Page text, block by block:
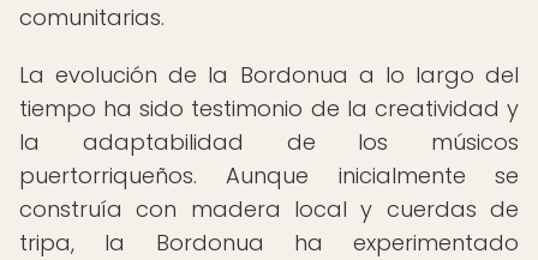
comunitarias.
La evolución de la Bordonua a lo largo del
tiempo ha sido testimonio de la creatividad y
la adaptabilidad de los músicos
puertorriqueños. Aunque inicialmente se
construía con madera local y cuerdas de
tripa, la Bordonua ha experimentado